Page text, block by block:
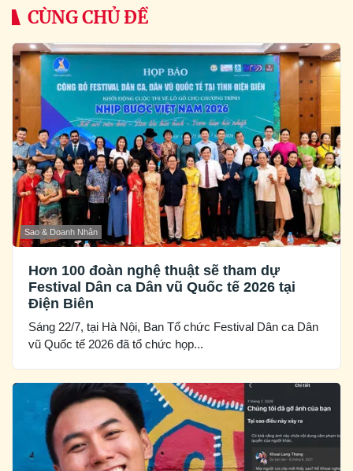
CÙNG CHỦ ĐỀ
Sao & Doanh Nhân
Hơn 100 đoàn nghệ thuật sẽ tham dự
Festival Dân ca Dân vũ Quốc tế 2026 tại
Điện Biên
Sáng 22/7, tại Hà Nội, Ban Tổ chức Festival Dân ca Dân
vũ Quốc tế 2026 đã tổ chức họp...